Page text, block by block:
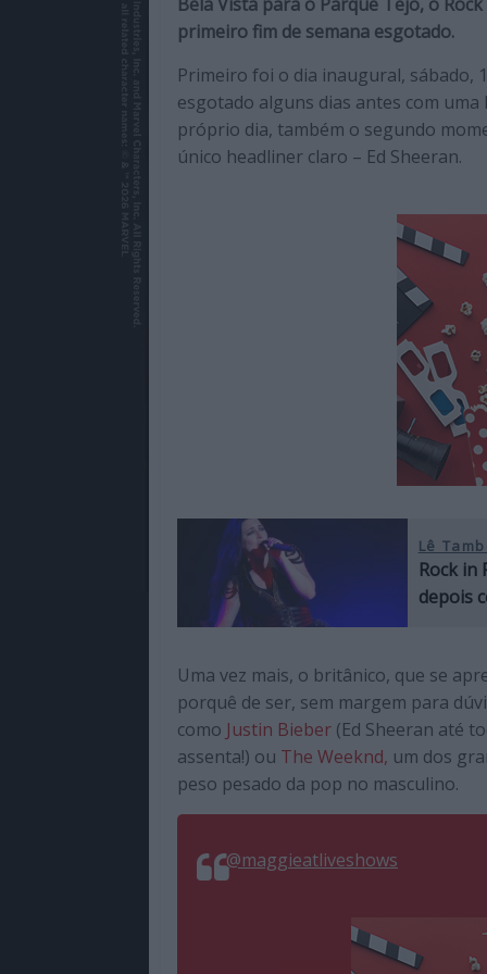
qualidade
com
cultura
primeiro fim de semana esgotado.
Primeiro foi o dia inaugural, sábado,
esgotado alguns dias antes com
próprio dia, também o segundo
único headliner claro – Ed Sheeran.
Lê
Rock in
depois
Uma vez mais, o britânico, que se
porquê de ser, sem margem para
como Justin Bieber (Ed Sheeran até
assenta!) ou The Weeknd, um dos
peso pesado da pop no masculino.
@maggieatliveshows